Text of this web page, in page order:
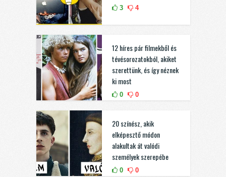
3 4
12 híres pár filmekből és
tévésorozatokból, akiket
szerettünk, és így néznek
ki most
0 0
20 színész, akik
elképesztő módon
alakultak át valódi
személyek szerepébe
0 0